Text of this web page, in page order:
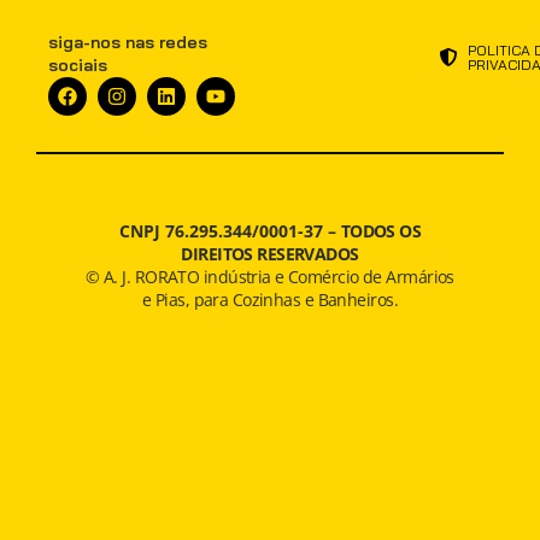
siga-nos nas redes
sociais
POLITICA
CNPJ 76.295.344/0001-37 – TODOS OS
DIREITOS RESERVADOS
© A. J. RORATO indústria e Comércio de Armários
e Pias, para Cozinhas e Banheiros.